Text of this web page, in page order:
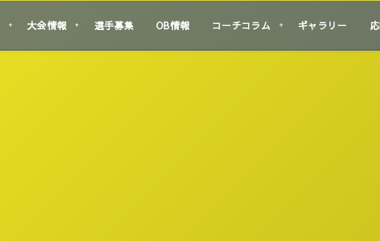
大会情報 選手募集 OB情報 コーチコラム ギャラリー